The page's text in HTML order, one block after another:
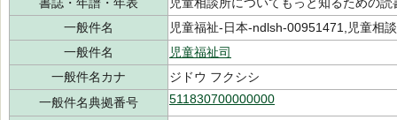
一般件名
児童福祉-日本-ndlsh-00951471,児童相
一般件名
児童福祉司
一般件名カナ
ジドウ フクシシ
一般件名典拠番号
511830700000000